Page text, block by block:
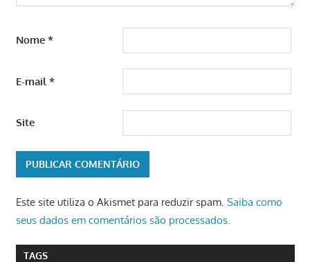
Nome *
E-mail *
Site
Este site utiliza o Akismet para reduzir spam. Saiba como
seus dados em comentários são processados.
TAGS